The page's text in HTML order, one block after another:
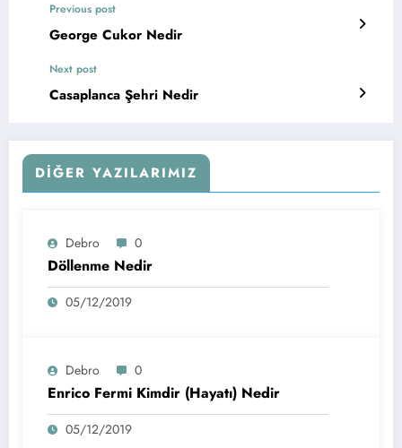
Previous post
George Cukor Nedir
Next post
Casaplanca Şehri Nedir
DIĞER YAZILARIMIZ
Debro 0
Döllenme Nedir
05/12/2019
Debro 0
Enrico Fermi Kimdir (Hayatı) Nedir
05/12/2019